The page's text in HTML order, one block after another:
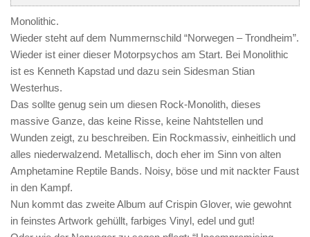
Monolithic.
Wieder steht auf dem Nummernschild “Norwegen – Trondheim”.
Wieder ist einer dieser Motorpsychos am Start. Bei Monolithic
ist es Kenneth Kapstad und dazu sein Sidesman Stian
Westerhus.
Das sollte genug sein um diesen Rock-Monolith, dieses
massive Ganze, das keine Risse, keine Nahtstellen und
Wunden zeigt, zu beschreiben. Ein Rockmassiv, einheitlich und
alles niederwalzend. Metallisch, doch eher im Sinn von alten
Amphetamine Reptile Bands. Noisy, böse und mit nackter Faust
in den Kampf.
Nun kommt das zweite Album auf Crispin Glover, wie gewohnt
in feinstes Artwork gehüllt, farbiges Vinyl, edel und gut!